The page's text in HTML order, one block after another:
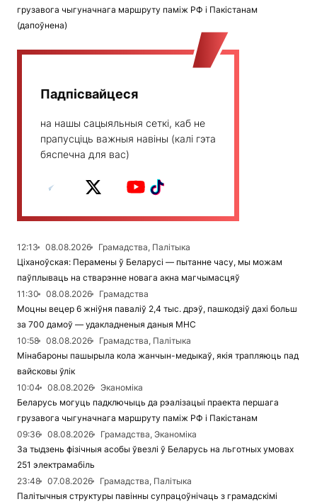
грузавога чыгуначнага маршруту паміж РФ і Пакістанам
(дапоўнена)
Падпісвайцеся
на нашы сацыяльныя сеткі, каб не
прапусціць важныя навіны (калі гэта
бяспечна для вас)
12:13 08.08.2026
Грамадства, Палітыка
Ціханоўская: Перамены ў Беларусі — пытанне часу, мы можам
паўплываць на стварэнне новага акна магчымасцяў
11:30
08.08.2026
Грамадства
Моцны вецер 6 жніўня паваліў 2,4 тыс. дрэў, пашкодзіў дахі больш
за 700 дамоў — удакладненыя даныя МНС
10:58
08.08.2026
Грамадства, Палітыка
Мінабароны пашырыла кола жанчын-медыкаў, якія трапляюць пад
вайсковы ўлік
10:04
08.08.2026
Эканоміка
Беларусь могуць падключыць да рэалізацыі праекта першага
грузавога чыгуначнага маршруту паміж РФ і Пакістанам
09:36
08.08.2026
Грамадства, Эканоміка
За тыдзень фізічныя асобы ўвезлі ў Беларусь на льготных умовах
251 электрамабіль
23:48
07.08.2026
Грамадства, Палітыка
Палітычныя структуры павінны супрацоўнічаць з грамадскімі